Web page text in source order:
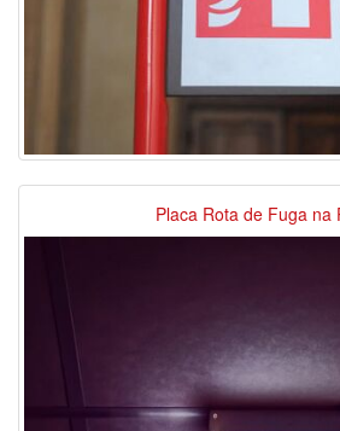
Placa Rota de Fuga na